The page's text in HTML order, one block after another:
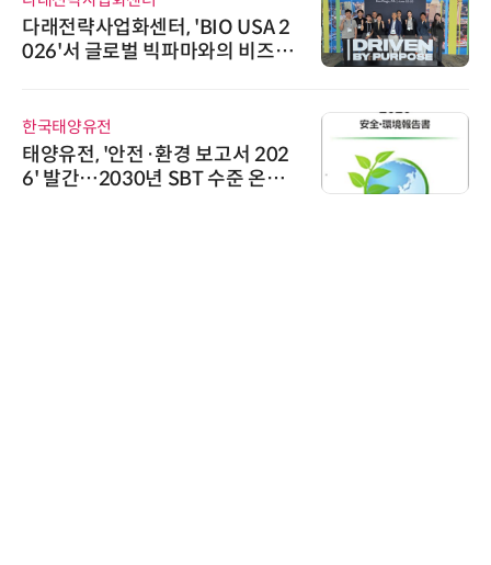
전략사업화센터, 'BIO USA 2
서 글로벌 빅파마와의 비즈니
태양유전
유전, '안전·환경 보고서 202
간…2030년 SBT 수준 온실
디에
26'
우르